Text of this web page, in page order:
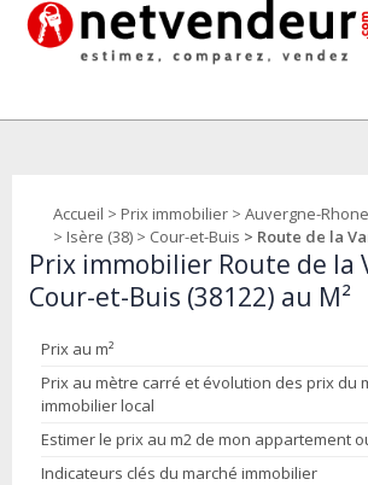
Accueil > Prix immobilier > Auvergne-
> Isère (38) > Cour-et-Buis > Route de la
Prix immobilier Route de la
Cour-et-Buis (38122) au M²
Prix au m²
Prix au mètre carré et évolution des prix du
immobilier local
Estimer le prix au m2 de mon appartement
Indicateurs clés du marché immobilier